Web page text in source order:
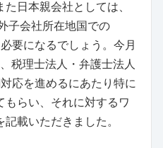
日本親会社としては、
子会社所在地国での
要になるでしょう。今月
税理士法人・弁護士法人
応を進めるにあたり特に
もらい、それに対するワ
載いただきました。